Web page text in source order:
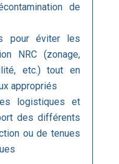
de
pour éviter les
NRC (zonage,
etc.) tout en
appropriés
logistiques et
des différents
ou de tenues